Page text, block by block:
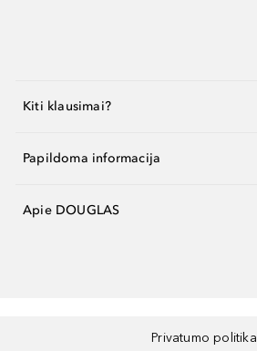
Kiti klausimai?
Papildoma informacija
Apie DOUGLAS
Privatumo politika